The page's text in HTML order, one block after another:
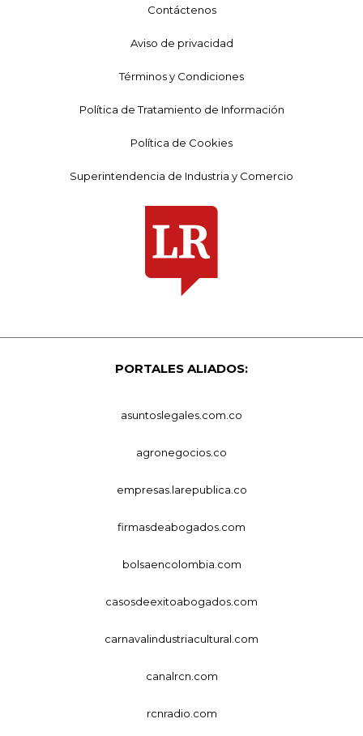
Contáctenos
Aviso de privacidad
Términos y Condiciones
Política de Tratamiento de Información
Política de Cookies
Superintendencia de Industria y Comercio
PORTALES ALIADOS:
asuntoslegales.com.co
agronegocios.co
empresas.larepublica.co
firmasdeabogados.com
bolsaencolombia.com
casosdeexitoabogados.com
carnavalindustriacultural.com
canalrcn.com
rcnradio.com